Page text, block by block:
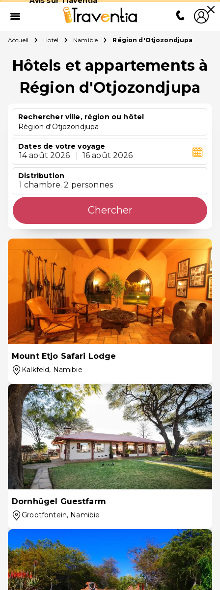
Accueil Hotel Namibie Région d'Otjozondjupa
Hôtels et appartements à
Région d'Otjozondjupa
Rechercher ville, région ou hôtel
Région d'Otjozondjupa
Dates de votre voyage
14 août 2026 16 août 2026
Distribution
1 chambre. 2 personnes
Chercher
Mount Etjo Safari Lodge
Kalkfeld, Namibie
Dornhügel Guestfarm
Grootfontein, Namibie